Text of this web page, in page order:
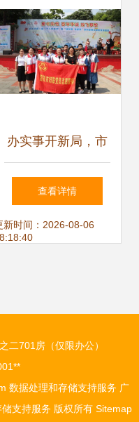
办实事开新局，市
妇联改革出实招 抱
团发力服务社区群
查看详情
新时间：2026-08-06
二701房（仅限办公）
数据处理和存储支持服务 广
支持服务 版权所有 Sitemap